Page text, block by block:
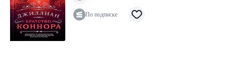
По подписке